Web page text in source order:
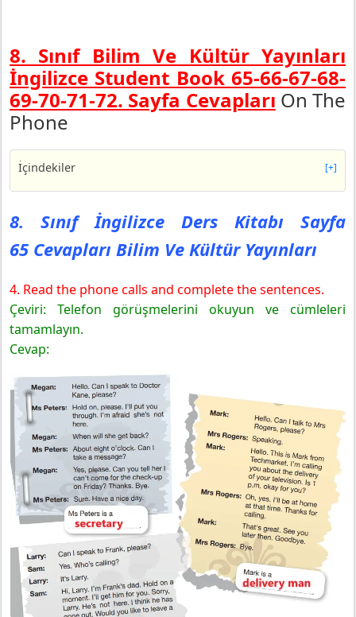
8. Sınıf Bilim Ve Kültür Yayınları
İngilizce Student Book 65-66-67-68-
69-70-71-72. Sayfa Cevapları On The
Phone
İçindekiler [+]
8. Sınıf İngilizce Ders Kitabı Sayfa 65 Cevapları Bilim
Ve Kültür Yayınları
8. Sınıf İngilizce Ders Kitabı Sayfa 66 Cevapları Bilim
Ve Kültür Yayınları
8. Sınıf İngilizce Ders Kitabı Sayfa 67 Cevapları Bilim
Ve Kültür Yayınları
Exercises
8. Sınıf İngilizce Ders Kitabı Sayfa 68 Cevapları Bilim
8. Sınıf İngilizce Ders Kitabı Sayfa 69 Cevapları Bilim
Ve Kültür Yayınları
8. Sınıf İngilizce Ders Kitabı Sayfa 70 Cevapları Bilim
Ve Kültür Yayınları
8. Sınıf İngilizce Ders Kitabı Sayfa 71 Cevapları Bilim
Ve Kültür Yayınları
Unit Test
8. Sınıf İngilizce Ders Kitabı Sayfa 72 Cevapları Bilim
Ve Kültür Yayınları
8. Sınıf İngilizce Ders Kitabı Sayfa
65 Cevapları Bilim Ve Kültür Yayınları
4. Read the phone calls and complete the sentences.
Çeviri: Telefon görüşmelerini okuyun ve cümleleri
tamamlayın.
Cevap: